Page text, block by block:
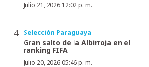
Julio 21, 2026 12:02 p. m.
Selección Paraguaya
Gran salto de la Albirroja en el
ranking FIFA
Julio 20, 2026 05:46 p. m.